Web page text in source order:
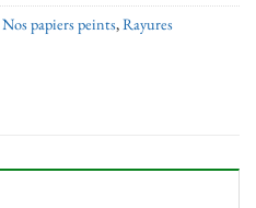
Nos papiers peints,Rayures